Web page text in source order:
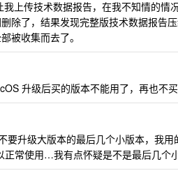
上传技术数据报告，在我不知情的情
除了，结果发现完整版技术数据报告
被收集而去了。
升级后买的版本不能用了，再也不
要升级大版本的最后几个小版本，我
正常使用…我有点怀疑是不是最后几个